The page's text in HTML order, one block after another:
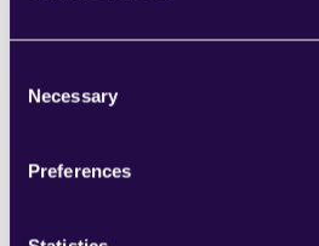
Selection
Necessary
Preferences